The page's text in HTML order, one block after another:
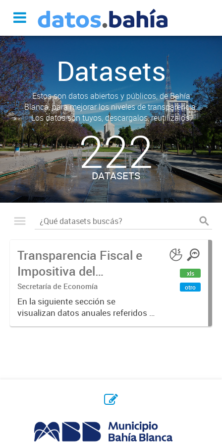
Datasets
Estos son datos abiertos y públicos, de Bahía
Blanca, para mejorar los niveles de transparencia.
Los datos son tuyos, descargalos, reutilizalos.
222
DATASETS
Transparencia Fiscal e
Impositiva del
Municipio. Año 2023
Secretaría de Economía
En la siguiente sección se
visualizan datos anuales referidos a
la transparencia fiscal e impositiva
xls
otro